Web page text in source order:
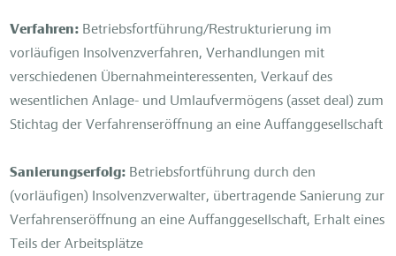
Verfahren: Betriebsfortführung/Restrukturierung im
vorläufigen Insolvenzverfahren, Verhandlungen mit
verschiedenen Übernahmeinteressenten, Verkauf des
wesentlichen Anlage- und Umlaufvermögens (asset deal) zum
Stichtag der Verfahrenseröffnung an eine Auffanggesellschaft
Sanierungserfolg: Betriebsfortführung durch den
(vorläufigen) Insolvenzverwalter, übertragende Sanierung zur
Verfahrenseröffnung an eine Auffanggesellschaft, Erhalt eines
Teils der Arbeitsplätze